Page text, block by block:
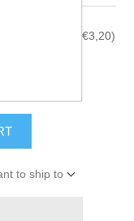
(100g/€3,20)
to ship to